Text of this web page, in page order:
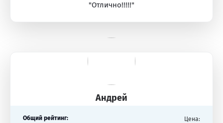
"Отлично!!!!!"
Андрей
Общий рейтинг: Цена: